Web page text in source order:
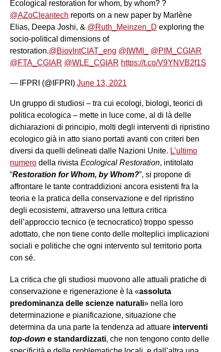
Ecological restoration for whom, by whom? ?
@AZoCleantech reports on a new paper by Marlène
Elias, Deepa Joshi, & @Ruth_Meinzen_D exploring the
socio-political dimensions of
restoration.@BiovIntCIAT_eng @IWMI_
@PIM_CGIAR
@FTA_CGIAR @WLE_CGIAR https://t.co/V9YNVB2f1S
— IFPRI (@IFPRI) June 13, 2021
Un gruppo di studiosi – tra cui ecologi, biologi, teorici di
politica ecologica – mette in luce come, al di là delle
dichiarazioni di principio, molti degli interventi di ripristino
ecologico già in atto siano portati avanti con criteri ben
diversi da quelli delineati dalle Nazioni Unite. L’ultimo
numero della rivista Ecological Restoration, intitolato
“Restoration for Whom, by Whom?”, si propone di
affrontare le tante contraddizioni ancora esistenti fra la
teoria e la pratica della conservazione e del ripristino
degli ecosistemi, attraverso una lettura critica
dell’approccio tecnico (e tecnocratico) troppo spesso
adottato, che non tiene conto delle molteplici implicazioni
sociali e politiche che ogni intervento sul territorio porta
con sé.
La critica che gli studiosi muovono alle attuali pratiche di
conservazione e rigenerazione è la «assoluta
predominanza delle scienze naturali» nella loro
determinazione e pianificazione, situazione che
determina da una parte la tendenza ad attuare interventi
top-down e standardizzati, che non tengono conto delle